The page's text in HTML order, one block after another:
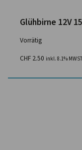
Glühbirne 12V
Vorrätig
CHF 2.50 inkl. 8.1% MWST